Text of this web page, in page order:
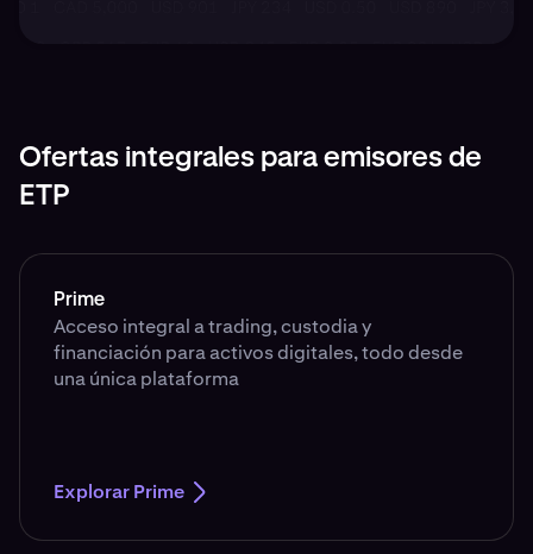
Ofertas integrales para emisores de
ETP
Prime
Acceso integral a trading, custodia y
financiación para activos digitales, todo desde
una única plataforma
Explorar Prime